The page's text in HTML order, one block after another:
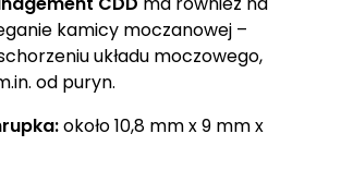
kamicy moczanowej –
układu moczowego,
od puryn.
około 10,8 mm x 9 mm x